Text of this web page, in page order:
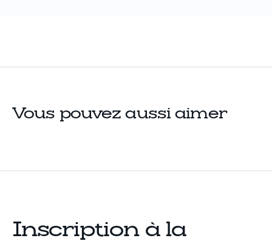
Vous pouvez aussi aimer
Inscription à la